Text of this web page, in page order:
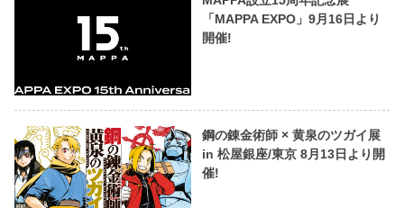
「MAPPA EXPO」9月16日より
開催!
鋼の錬金術師 × 黄泉のツガイ展
in 松屋銀座/東京 8月13日より開
催!